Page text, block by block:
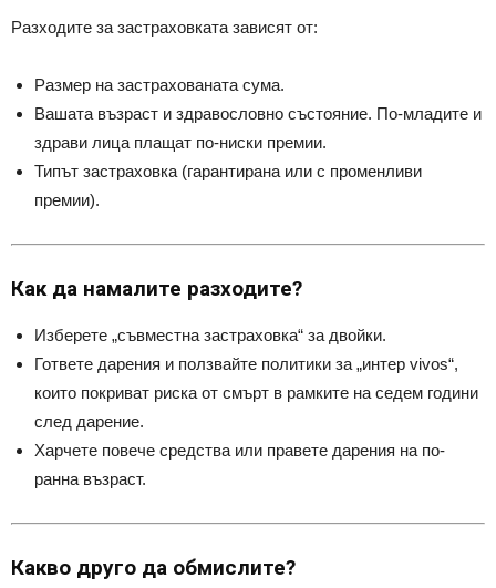
Разходите за застраховката зависят от:
Размер на застрахованата сума.
Вашата възраст и здравословно състояние. По-младите и
здрави лица плащат по-ниски премии.
Типът застраховка (гарантирана или с променливи
премии).
Как да намалите разходите?
Изберете „съвместна застраховка“ за двойки.
Гответе дарения и ползвайте политики за „интер vivos“,
които покриват риска от смърт в рамките на седем години
след дарение.
Харчете повече средства или правете дарения на по-
ранна възраст.
Какво друго да обмислите?